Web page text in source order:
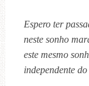
Espero ter
neste sonho
este mesmo
independente